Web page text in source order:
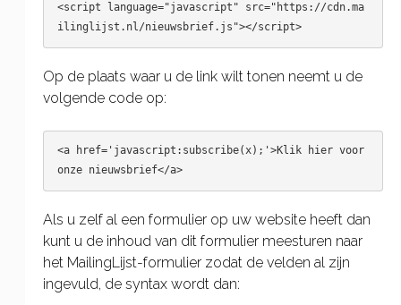
<script language="javascript" src="https://cdn.ma
Op de plaats waar u de link wilt tonen neemt u de
volgende code op:
<a href='javascript:subscribe(x);'>Klik hier voor
Als u zelf al een formulier op uw website heeft dan
kunt u de inhoud van dit formulier meesturen naar
het MailingLijst-formulier zodat de velden al zijn
ingevuld, de syntax wordt dan: